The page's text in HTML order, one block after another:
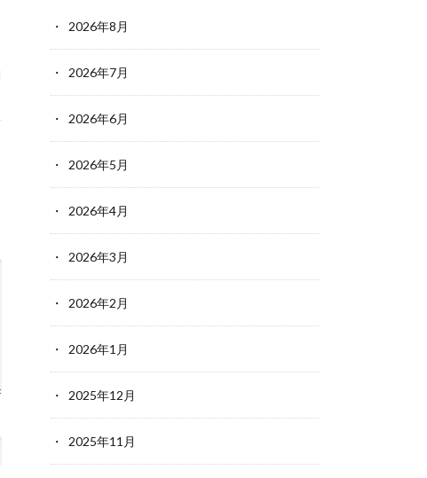
2026年8月
2026年7月
2026年6月
2026年5月
2026年4月
2026年3月
2026年2月
2026年1月
2025年12月
2025年11月